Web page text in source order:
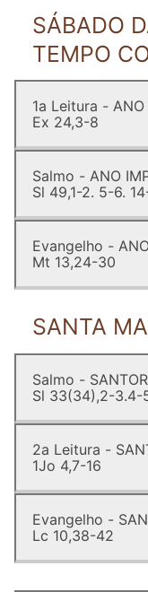
SÁBADO
TEMPO
1a Leitura - ANO
Ex 24,3-8
Salmo - ANO
Sl 49,1-2. 5-6.
Evangelho -
Mt 13,24-30
SANTA
Salmo -
Sl 33(34),2-3.4-
2a Leitura -
1Jo 4,7-16
Evangelho -
Lc 10,38-42